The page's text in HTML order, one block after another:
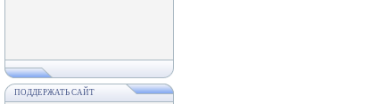
ПОДДЕРЖАТЬ САЙТ